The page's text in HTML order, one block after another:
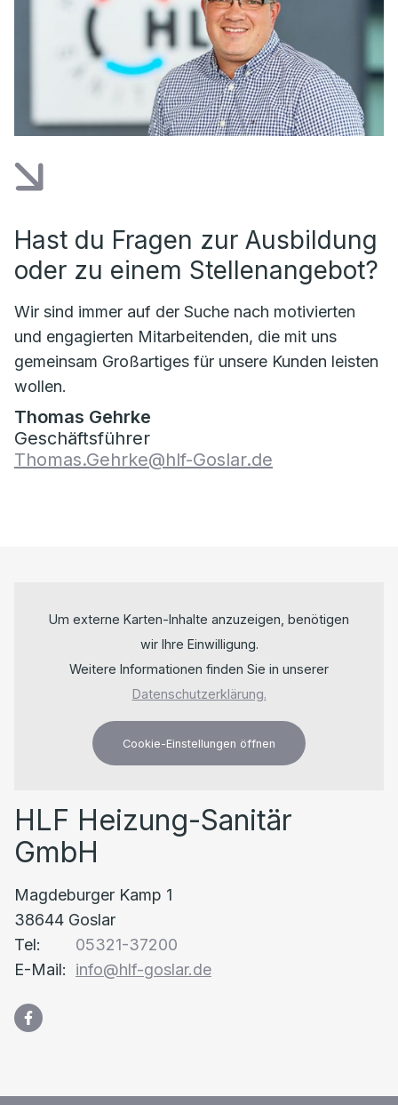
Hast du Fragen zur Ausbildung
oder zu einem Stellenangebot?
Wir sind immer auf der Suche nach motivierten
und engagierten Mitarbeitenden, die mit uns
gemeinsam Großartiges für unsere Kunden leisten
wollen.
Thomas Gehrke
Geschäftsführer
Thomas.Gehrke@hlf-Goslar.de
Um externe Karten-Inhalte anzuzeigen, benötigen
wir Ihre Einwilligung.
Weitere Informationen finden Sie in unserer
Datenschutzerklärung.
Cookie-Einstellungen öffnen
HLF Heizung-Sanitär
GmbH
Magdeburger Kamp 1
38644 Goslar
Tel:
05321-37200
E-Mail:
info@hlf-goslar.de